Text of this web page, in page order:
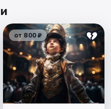
от 800 ₽